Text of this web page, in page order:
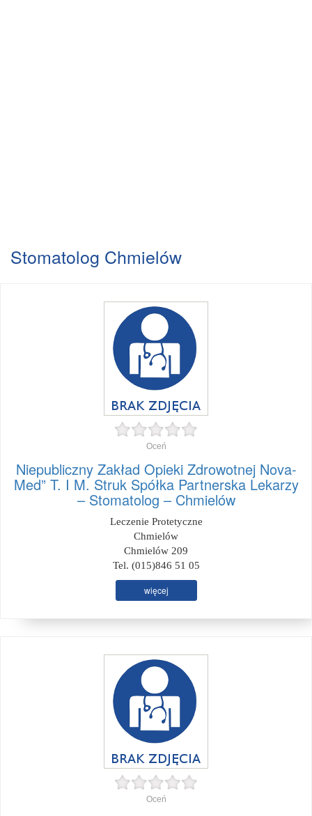
Stomatolog Chmielów
Oceń
Niepubliczny Zakład Opieki Zdrowotnej Nova-
Med” T. I M. Struk Spółka Partnerska Lekarzy
– Stomatolog – Chmielów
Leczenie Protetyczne
Chmielów
Chmielów 209
Tel. (015)846 51 05
więcej
Oceń